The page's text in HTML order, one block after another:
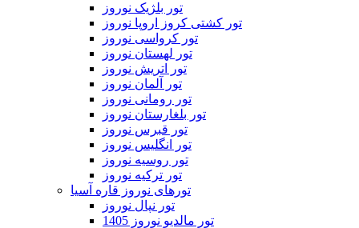
تور بلژیک نوروز
تور کشتی کروز اروپا نوروز
تور کرواسی نوروز
تور لهستان نوروز
تور اتریش نوروز
تور آلمان نوروز
تور رومانی نوروز
تور بلغارستان نوروز
تور قبرس نوروز
تور انگلیس نوروز
تور روسیه نوروز
تور ترکیه نوروز
تورهای نوروز قاره آسیا
تور نپال نوروز
تور مالدیو نوروز 1405